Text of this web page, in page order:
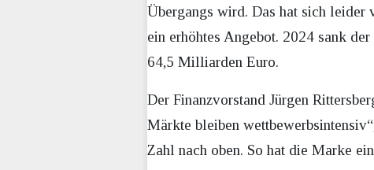
Übergangs wird. Das hat sich leider
ein erhöhtes Angebot. 2024 sank
64,5 Milliarden Euro.
Der Finanzvorstand Jürgen
Märkte bleiben
Zahl nach oben. So hat die Marke